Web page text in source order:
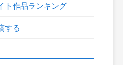
ト作品ランキング
する